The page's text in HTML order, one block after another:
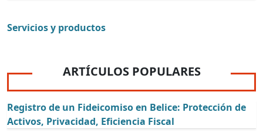
Servicios y productos
ARTÍCULOS POPULARES
Registro de un Fideicomiso en Belice: Protección de
Activos, Privacidad, Eficiencia Fiscal